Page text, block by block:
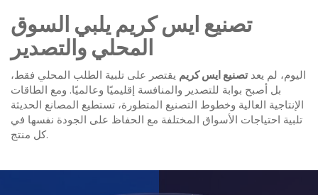
تصنيع ايس كريم يلبي السوق
المحلي والتصدير
اليوم، لم يعدتصنيع ايس كريم يقتصر على تلبية الطلب المحلي فقط،
بل أصبح بوابة للتصدير والمنافسة إقليميًا وعالميًا. ومع الطاقات
الإنتاجية العالية وخطوط التصنيع المتطورة، تستطيع المصانع الحديثة
تلبية احتياجات الأسواق المختلفة مع الحفاظ على الجودة نفسها في
كل منتج.